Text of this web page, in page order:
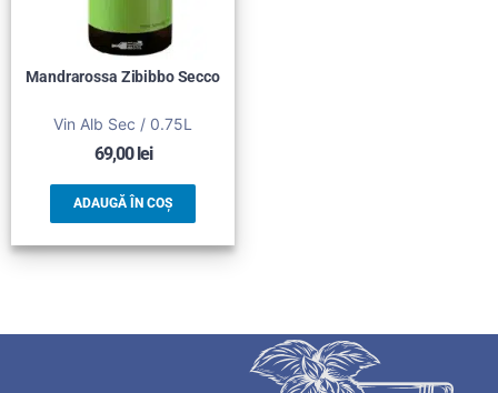
Mandrarossa Zibibbo Secco
Vin Alb Sec / 0.75L
69,00lei
ADAUGĂ ÎN COȘ